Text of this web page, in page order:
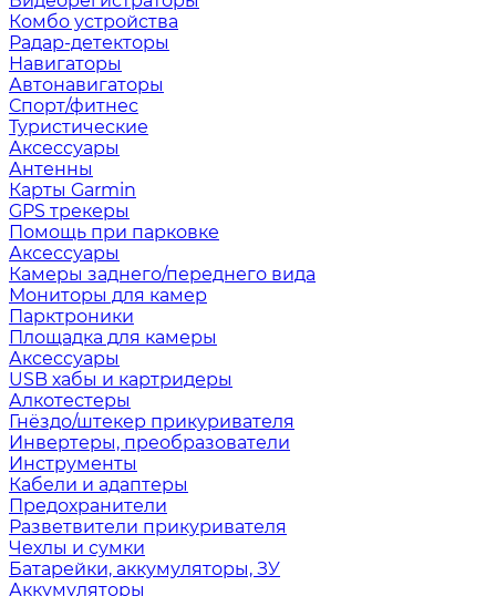
Комбо устройства
Радар-детекторы
Навигаторы
Автонавигаторы
Спорт/фитнес
Туристические
Аксессуары
Антенны
Карты Garmin
GPS трекеры
Помощь при парковке
Аксессуары
Камеры заднего/переднего вида
Мониторы для камер
Парктроники
Площадка для камеры
Аксессуары
USB хабы и картридеры
Алкотестеры
Гнёздо/штекер прикуривателя
Инвертеры, преобразователи
Инструменты
Кабели и адаптеры
Предохранители
Разветвители прикуривателя
Чехлы и сумки
Батарейки, аккумуляторы, ЗУ
Аккумуляторы